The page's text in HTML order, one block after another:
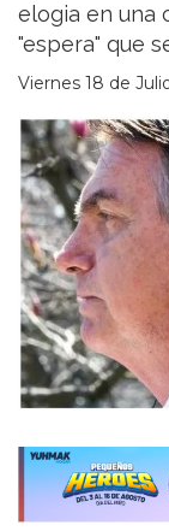
elogia en una
"espera" que
Viernes 18 de